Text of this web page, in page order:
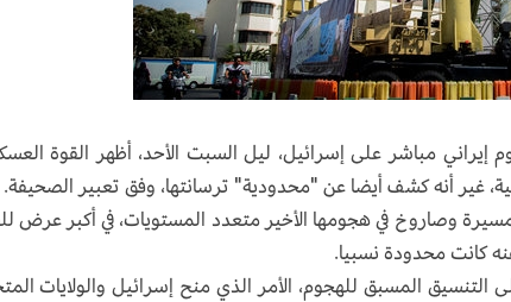
إيراني مباشر على إسرائيل، ليل السبت الأحد، أظهر القوة
غير أنه كشف أيضا عن "محدودية" ترسانتها، وفق تعبير الصحيفة.
أن إيران أطلقت أكثر من 300 طائرة مسيرة وصاروخ في هجومها الأخير متعدد المستويات، في أكبر عرض
عنه كانت محدودة نسبيا.
المسبق للهجوم، الأمر الذي منح إسرائيل والولايات